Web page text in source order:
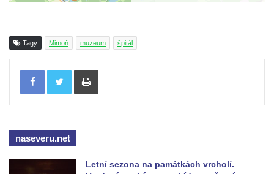
Tagy Mimoň muzeum špitál
Tisknout
naseveru.net
Letní sezona na památkách vrcholí.